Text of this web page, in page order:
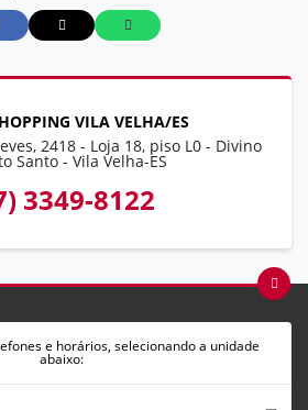
VILA VELHA/ES
2418 - Loja 18, piso L0 - Divino
Santo - Vila Velha-ES
3349-8122
e horários, selecionando a unidade
abaixo: